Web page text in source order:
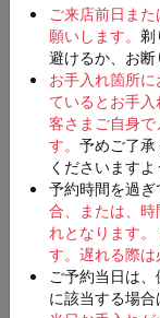
ご来店前日ま
願いします。
避けるか、お断
お手入れ箇所
ているとお手
客さまご自身
す。 予めご了
くださいますよ
予約時間を過ぎ
合、または、
れとなります
す。 遅れる際は
ご予約当日は
に該当する場合
必須 ご希望日時
第二希望（入力は